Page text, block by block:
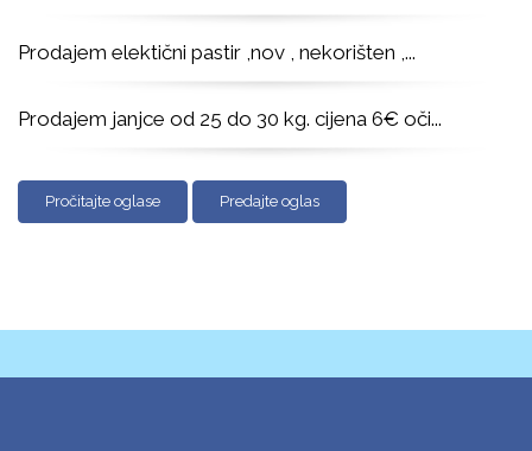
Prodajem elektični pastir ,nov , nekorišten ,...
Prodajem janjce od 25 do 30 kg. cijena 6€ oči...
Pročitajte oglase Predajte oglas